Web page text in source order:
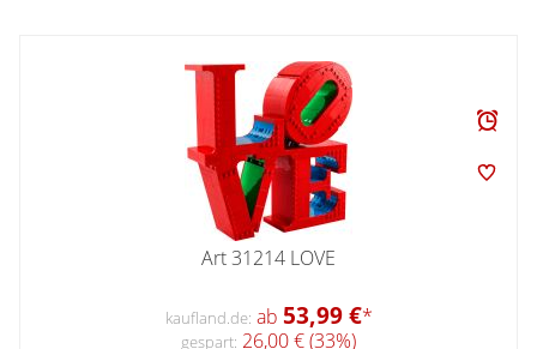
Art 31214 LOVE
kaufland.de: ab 53,99 €*
gespart: 26,00 € (33%)